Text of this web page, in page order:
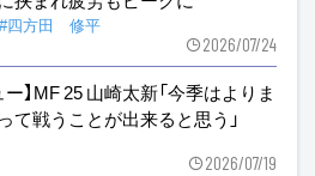
#四方田 修平
2026/07/24
ー】MF 25 山崎太新「今季はよりま
て戦うことが出来ると思う」
2026/07/19